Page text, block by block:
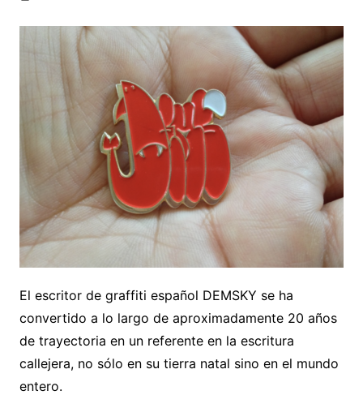
El escritor de graffiti español DEMSKY se ha
convertido a lo largo de aproximadamente 20 años
de trayectoria en un referente en la escritura
callejera, no sólo en su tierra natal sino en el mundo
entero.